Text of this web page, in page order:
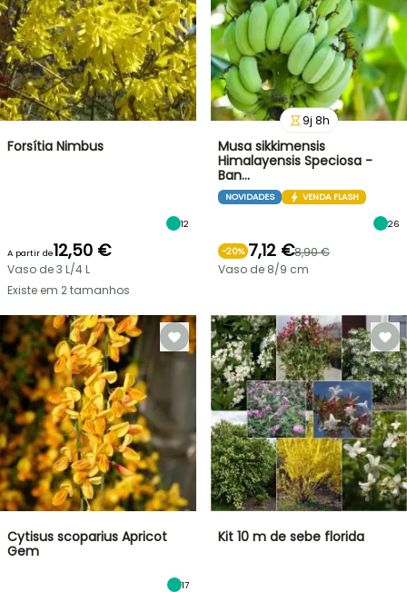
Forsítia Nimbus
12
A partir de12,50 €
Vaso de 3 L/4 L
Existe em 2 tamanhos
9j 8h
Musa sikkimensis
Himalayensis Speciosa -
Ban…
NOVIDADES VENDA FLASH
26
-20% 7,12 €8,90 €
Vaso de 8/9 cm
Cytisus scoparius Apricot
Gem
17
Kit 10 m de sebe florida